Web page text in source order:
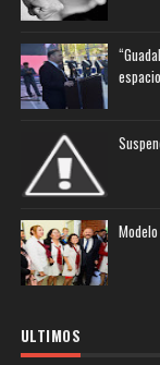
ULTIMOS